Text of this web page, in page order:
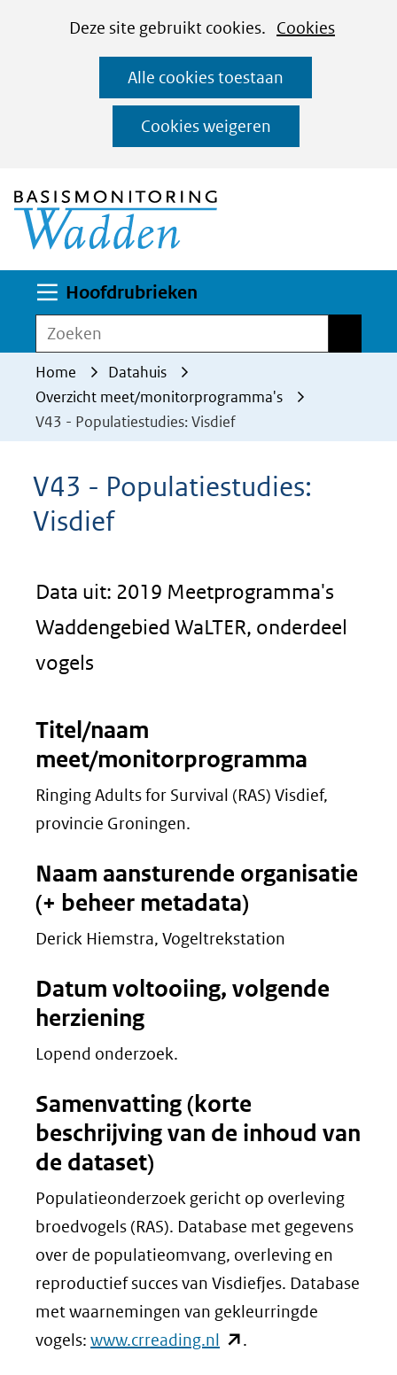
CookiesDeze site gebruikt cookies. Cookies
op
deze
website
worden
toegestaan
geweigerd.
Alle cookies toestaan
Cookies weigeren
Ga
naar
de
inhoud
Hoofdrubrieken
Zoeken
Home
Datahuis
Overzicht meet/monitorprogramma's
V43 - Populatiestudies: Visdief
V43 - Populatiestudies:
Visdief
Data uit: 2019 Meetprogramma's
Waddengebied WaLTER, onderdeel
vogels
Titel/naam
meet/monitorprogramma
Ringing Adults for Survival (RAS) Visdief,
provincie Groningen.
Naam aansturende organisatie
(+ beheer metadata)
Derick Hiemstra, Vogeltrekstation
Datum voltooiing, volgende
herziening
Lopend onderzoek.
Samenvatting (korte
beschrijving van de inhoud van
de dataset)
Populatieonderzoek gericht op overleving
broedvogels (RAS). Database met gegevens
over de populatieomvang, overleving en
reproductief succes van Visdiefjes. Database
met waarnemingen van gekleurringde
vogels: www.crreading.nl (opent
.